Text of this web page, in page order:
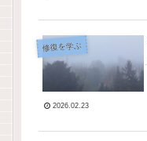
修復を学ぶ
2026.02.23